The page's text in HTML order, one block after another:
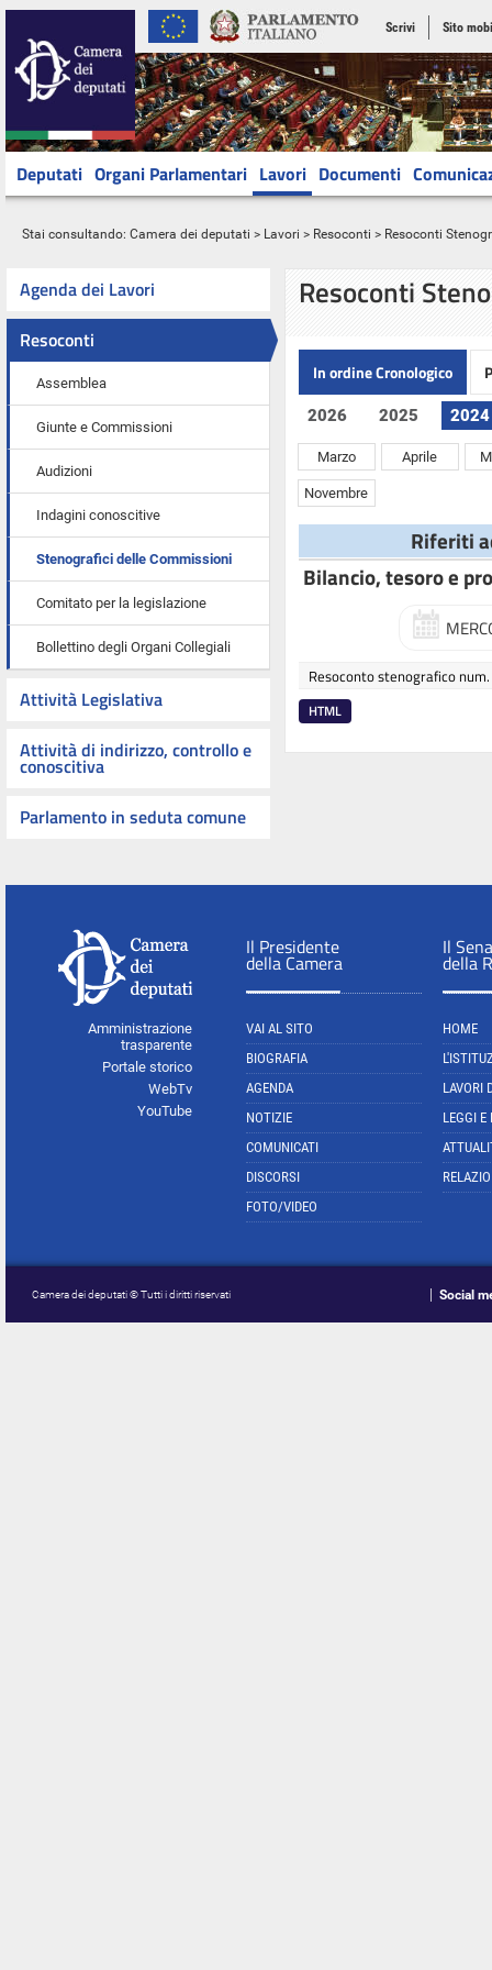
Scrivi Sito
Deputati Organi Parlamentari Lavori Documenti
Stai consultando: Camera dei deputati > Lavori > Resoconti > Resoconti
Agenda dei Lavori
Resoconti
Assemblea
Giunte e Commissioni
Audizioni
Indagini conoscitive
Stenografici delle Commissioni
Comitato per la legislazione
Bollettino degli Organi Collegiali
Attività Legislativa
Attività di indirizzo, controllo e
conoscitiva
Parlamento in seduta comune
Resoconti
In ordine Cronologico
2026 2025 2024
Marzo Aprile
Novembre
Riferiti
Bilancio, tesoro e
Resoconto stenografico
HTML
Amministrazione
trasparente
Portale storico
WebTv
YouTube
Il Presidente
della Camera
VAI AL SITO
BIOGRAFIA
AGENDA
NOTIZIE
COMUNICATI
DISCORSI
FOTO/VIDEO
Il
della
HOME
LAVORI
LEGGI E
Camera dei deputati © Tutti i diritti riservati Social